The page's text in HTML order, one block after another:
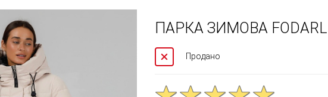
ПАРКА ЗИМОВА
Продано